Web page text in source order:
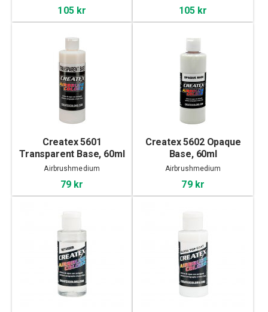
105 kr 105 kr
Createx 5601
Transparent Base, 60ml
Airbrushmedium
79 kr
Createx 5602 Opaque
Base, 60ml
Airbrushmedium
79 kr